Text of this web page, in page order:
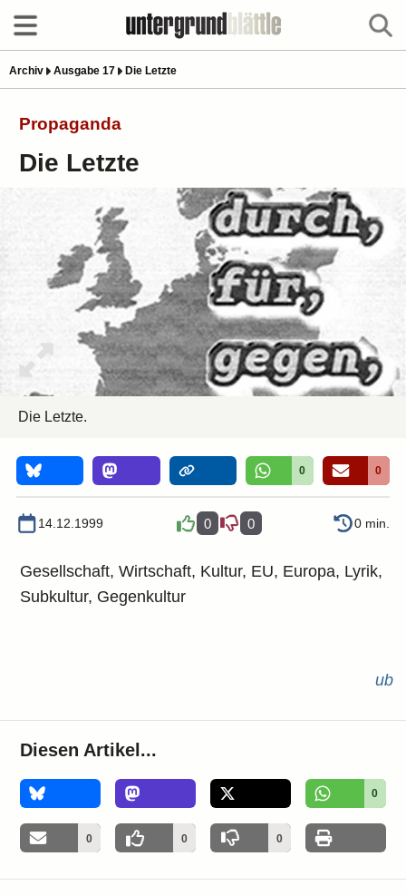
Archiv Ausgabe 17 Die Letzte
Propaganda
Die Letzte
Die Letzte.
0 0
14.12.1999 0 0 0 min.
Gesellschaft, Wirtschaft, Kultur, EU, Europa, Lyrik,
Subkultur, Gegenkultur
ub
Diesen Artikel...
0
0 0 0